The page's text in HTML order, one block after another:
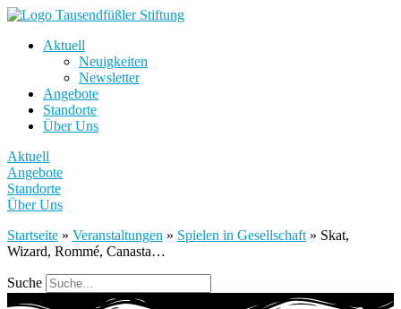
Aktuell
Neuigkeiten
Newsletter
Angebote
Standorte
Über Uns
Aktuell
Angebote
Standorte
Über Uns
Startseite » Veranstaltungen » Spielen in Gesellschaft » Skat,
Wizard, Rommé, Canasta…
Suche